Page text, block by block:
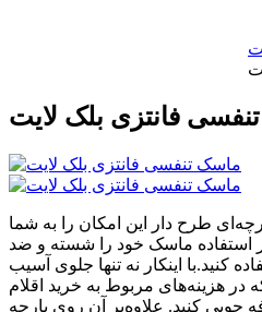
فانتزی بلک لایت
طرح دار این امکان را به شما
هر استفاده ماسک خود را شسته و ضد
کنید.با اینکار نه تنها جلوی آسیب
هزینه‌های مربوط به خرید اقلام
جویی کنید. علاوه‌بر آن روی پارچه